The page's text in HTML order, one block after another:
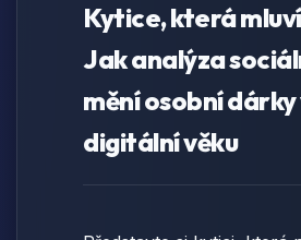
Kytice, která
Jak analýza
mění osobní dárky
digitální věku